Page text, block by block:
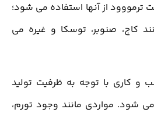
ترمووود از آنها استفاده می شود؛
کاج، صنوبر، توسکا و غیره می
و کاری با توجه به ظرفیت تولید
می شود. مواردی مانند وجود تورم،